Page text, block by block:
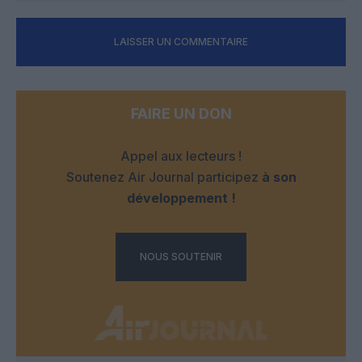
LAISSER UN COMMENTAIRE
FAIRE UN DON
Appel aux lecteurs !
Soutenez Air Journal participez à son
développement !
NOUS SOUTENIR